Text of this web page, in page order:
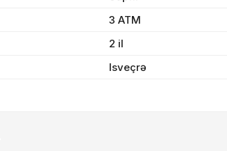
3 ATM
2 il
Isveçrə